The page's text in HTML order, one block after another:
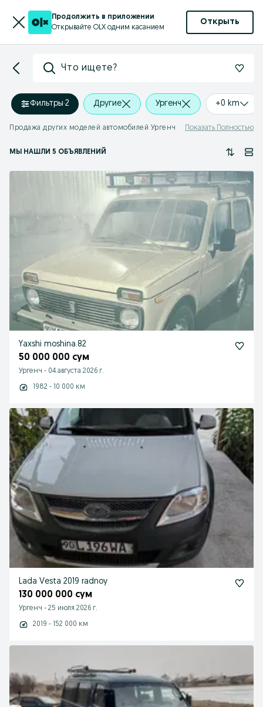
Продолжить в приложении
Открывайте OLX одним касанием
Открыть
Что ищете?
Фильтры·2 Другие Ургенч +0 km
Продажа других моделей автомобилей Ургенч Показать Полностью
МЫ НАШЛИ 5 ОБЪЯВЛЕНИЙ
Yaxshi moshina.82
50 000 000 сум
Ургенч - 04 августа 2026 г.
1982 - 10 000 км
Lada Vesta 2019 radnoy
130 000 000 сум
Ургенч - 25 июля 2026 г.
2019 - 152 000 км